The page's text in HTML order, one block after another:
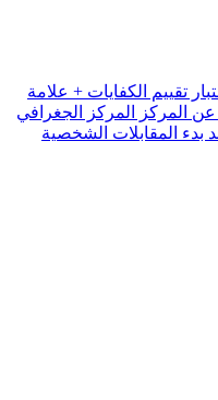
تقييم الكفايات + علامة
عن المركز المركز الجغرافي
عن المركز الجغرافي الملكي الاردني على صفحته الرسمية يوم الأحد الموافق 12/7/2026 يتم تعديل موعد بدء المقابلات الشخصية